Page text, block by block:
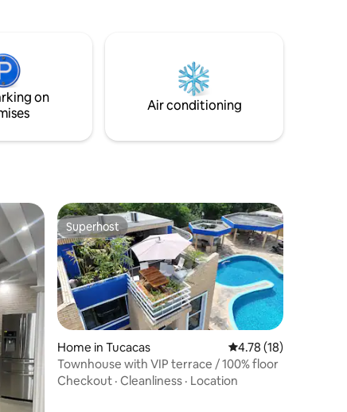
on
Air conditioning
Superhost
Superhost
Home in Tucacas 4.78 out of 5
4.78 (18)
Townhouse with VIP terrace / 100% floor
Checkout · Cleanliness · Location